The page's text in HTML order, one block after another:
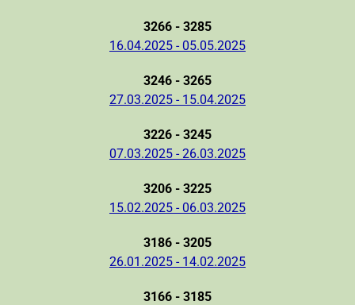
3266 - 3285
16.04.2025 - 05.05.2025
3246 - 3265
27.03.2025 - 15.04.2025
3226 - 3245
07.03.2025 - 26.03.2025
3206 - 3225
15.02.2025 - 06.03.2025
3186 - 3205
26.01.2025 - 14.02.2025
3166 - 3185